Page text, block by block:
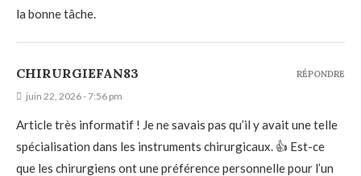
la bonne tâche.
CHIRURGIEFAN83
juin 22, 2026 - 7:56 pm
Article très informatif ! Je ne savais pas qu’il y avait une telle
spécialisation dans les instruments chirurgicaux. 👍 Est-ce
que les chirurgiens ont une préférence personnelle pour l’un
RÉPONDRE